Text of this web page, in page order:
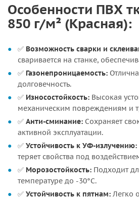
Особенности ПВХ
850 г/м² (Красная):
✅ Возможность сварки и
сваривается на станке,
✅ Газонепроницаемость:
долговечность.
✅ Износостойкость: Высокая
механическим повреждениям и
✅ Анти-сминание: Сохраняет
активной эксплуатации.
✅ Устойчивость к УФ-излучению:
теряет свойства под
✅ Морозостойкость: Подходит
температуре до -30°C.
✅ Устойчивость к пятнам: Легко